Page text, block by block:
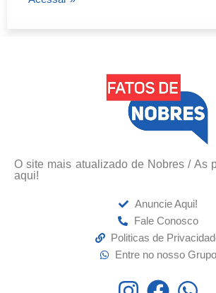
O site mais atualizado de Nobres / As
aqui!
Anuncie Aqui!
Fale Conosco
Politicas de
Entre no nosso Grupo